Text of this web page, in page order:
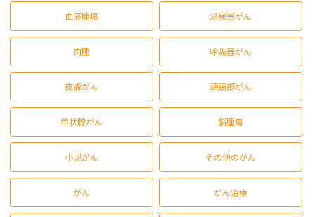
血液腫瘍 泌尿器がん
肉腫 呼吸器がん
皮膚がん 頭頸部がん
甲状腺がん 脳腫瘍
小児がん その他のがん
がん がん治療